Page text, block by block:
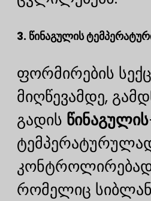
3. წინაგულის
ფორმირების
მიღწევამდე,
გადის წინაგულის
რომელიც